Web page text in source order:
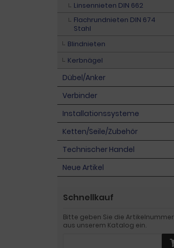
Linsennieten DIN 662
Flachrundnieten DIN 674
Stahl
Blindnieten
Kerbnägel
Dübel/Anker
Verbinder
Installationssysteme
Ketten/Seile/Zubehör
Technischer Handel
Neue Artikel
Schnellkauf
Bitte geben Sie die Artikelnummer
aus unserem Katalog ein.